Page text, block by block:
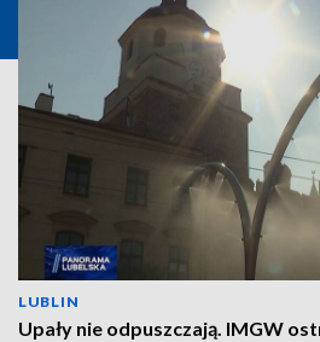
LUBLIN
Upały nie odpuszczają. IMGW